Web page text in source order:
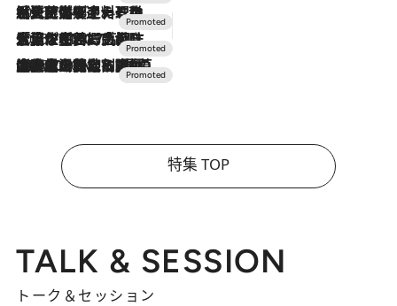
2026.7.24
【夏限定ディナーコース】旬を迎える稚鮎や花ズッキーニなどをイタリア・トスカーナの郷土料理の手法で満喫！
2026.7.17
「土佐和ハーブかき氷」がOMO7高知に登場！生姜、山椒、大葉など目にも舌にも涼を呼ぶ郷土の味
2026.7.10
NEW OPEN！【界 草津】名湯の地に誕生。趣の異なる2種の温泉と上州ならではの会席・蕎麦割烹など美食を味わう究極の癒やし旅
特集 TOP
TALK & SESSION
トーク＆セッション